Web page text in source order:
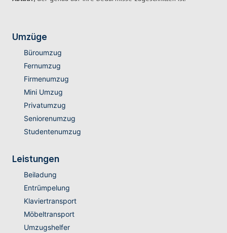
Umzüge
Büroumzug
Fernumzug
Firmenumzug
Mini Umzug
Privatumzug
Seniorenumzug
Studentenumzug
Leistungen
Beiladung
Entrümpelung
Klaviertransport
Möbeltransport
Umzugshelfer